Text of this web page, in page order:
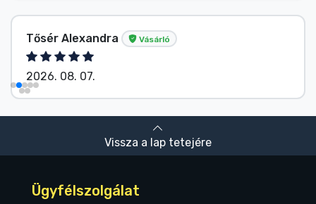
Tősér Alexandra Vásárló
2026. 08. 07.
Vissza a lap tetejére
Ügyfélszolgálat